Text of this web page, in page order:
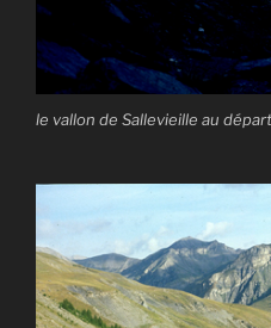
le vallon de Sallevieille au